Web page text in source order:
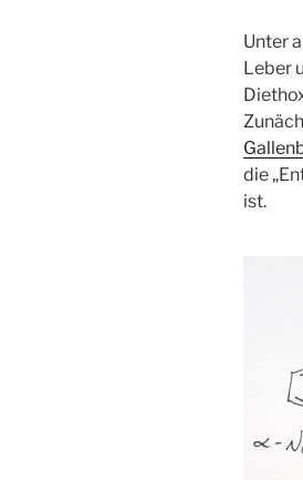
Unter
Leber
die
ist.